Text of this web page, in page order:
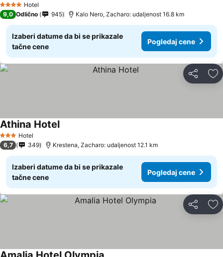
4 ZvezdiceHotel
9,0 Odlično 945 Kalo Nero, Zacharo: udaljenost 16.8 km
Izaberi datume da bi se prikazale
tačne cene
Pogledaj cene
Deli
3 Zvezdice
Hotel
Athina Hotel
6,7 349 Krestena, Zacharo: udaljenost 12.1 km
Izaberi datume da bi se prikazale
tačne cene
Pogledaj cene
Deli